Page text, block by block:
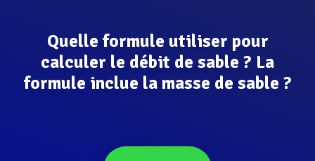
Quelle formule utiliser pour
calculer le débit de sable ? La
formule inclue la masse de sable ?